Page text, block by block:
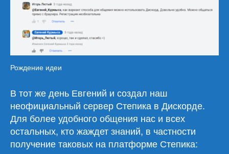
Рождение идеи
В тот же день Евгений и создал наш
неофициальный сервер Степика в Дискорде.
Для более удобного общения нас и всех
остальных, кто жаждет знаний, в частности
получение таковых на платформе Степика: